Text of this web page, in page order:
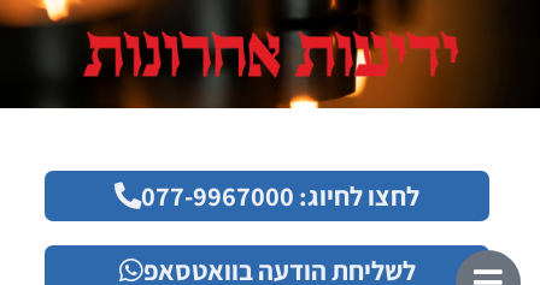
לחצו לחיוג: 077-9967000
לשליחת הודעה בוואטסאפ